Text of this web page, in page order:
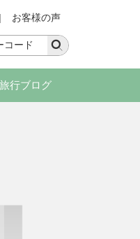
| お客様の声
行ブログ